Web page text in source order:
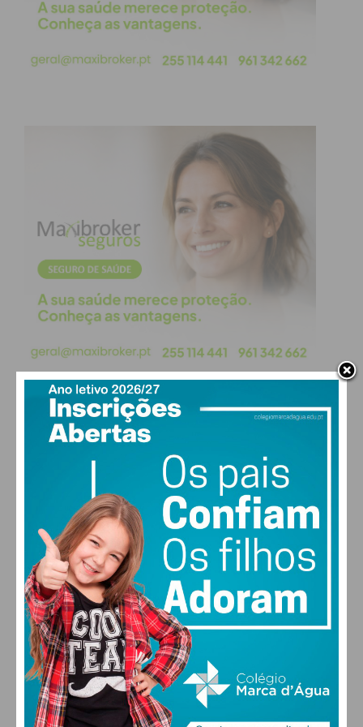
Subscreva a newsletter do
Assine nossa newsletter por e-mail e
obtenha de forma regular a informação
atualizada.
Eu li e concordo com ostermos e
condições
PAÇOS DE FERREIRA
clear sky
88% humidade
vento: 1m/s ENE
MAX 20 • MIN 20
29°
SEG
31
TER
31
QUA
32
QUI
ALTERAR